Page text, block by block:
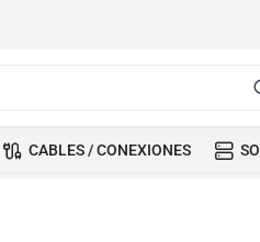
CABLES / CONEXIONES